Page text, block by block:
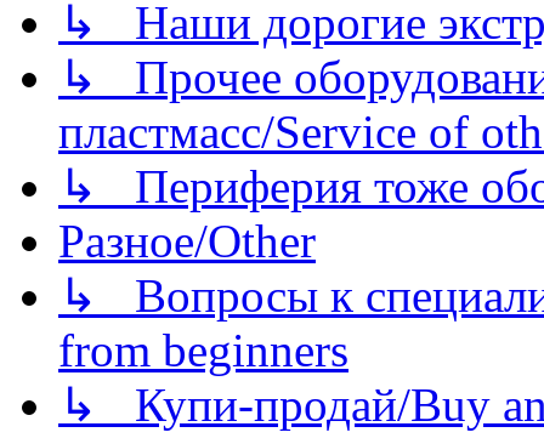
↳ Наши дорогие
↳ Прочее
пластмасс/Service of
↳ Периферия тоже
Разное/Other
↳ Вопросы к
from beginners
↳ Купи-продай/Buy